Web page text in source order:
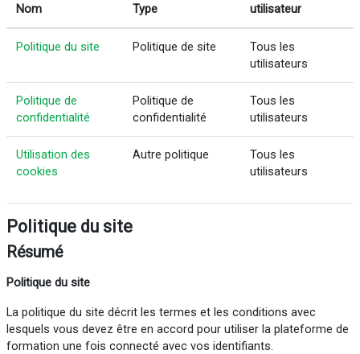
Nom Type
utilisateur
Politique du site Politique de site
Tous les
utilisateurs
Politique de
confidentialité
Politique de
confidentialité
Tous les
utilisateurs
Utilisation des
cookies
Autre politique
Tous les
utilisateurs
Politique du site
Résumé
Politique du site
La politique du site décrit les termes et les conditions avec
lesquels vous devez être en accord pour utiliser la plateforme de
formation une fois connecté avec vos identifiants.